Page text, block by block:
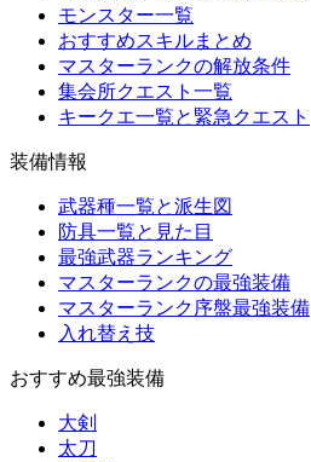
モンスター一覧
おすすめスキルまとめ
マスターランクの解放条件
集会所クエスト一覧
キークエ一覧と緊急クエスト
装備情報
武器種一覧と派生図
防具一覧と見た目
最強武器ランキング
マスターランクの最強装備
マスターランク序盤最強装備
入れ替え技
おすすめ最強装備
大剣
太刀